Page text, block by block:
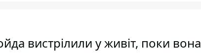
вистрілили у живіт, поки вона